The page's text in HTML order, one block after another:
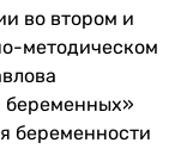
во втором и
методическом
беременности